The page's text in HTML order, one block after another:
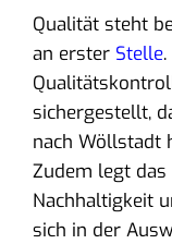
Qualität steht
an erster Stelle
sichergestellt,
nach Wöllstadt
Zudem legt
Nachhaltigkeit
sich in der